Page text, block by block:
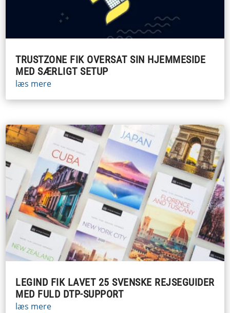
TRUSTZONE FIK OVERSAT SIN HJEMMESIDE
MED SÆRLIGT SETUP
læs mere
LEGIND FIK LAVET 25 SVENSKE REJSEGUIDER
MED FULD DTP-SUPPORT
læs mere